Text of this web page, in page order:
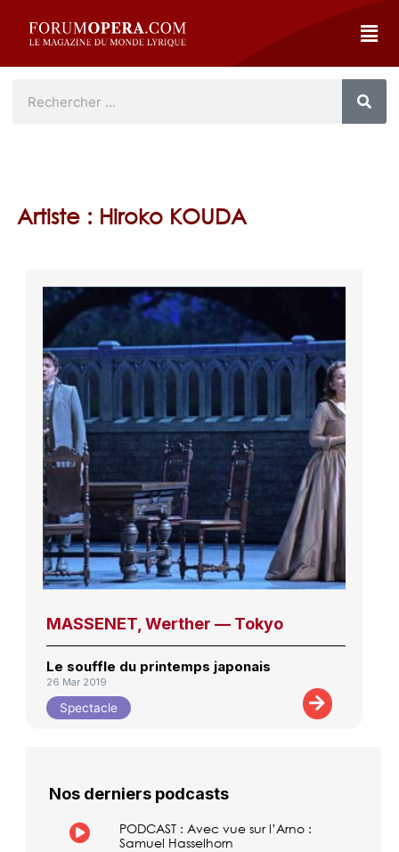
Artiste : Hiroko KOUDA
MASSENET, Werther — Tokyo
Le souffle du printemps japonais
26 Mar 2019
Spectacle
Nos derniers podcasts
PODCAST : Avec vue sur l’Arno :
Samuel Hasselhorn